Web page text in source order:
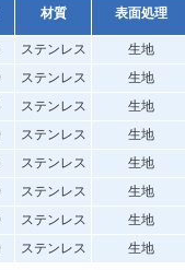
材質 表面処理
ステンレス 生地
ステンレス 生地
ステンレス 生地
ステンレス 生地
ステンレス 生地
ステンレス 生地
ステンレス 生地
ステンレス 生地